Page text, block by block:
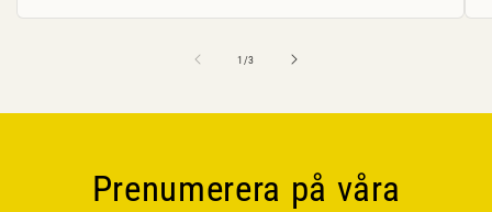
1 /av
3
Prenumerera på våra